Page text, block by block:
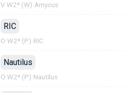
V W2* (W)·Amycus
RIC
O W2* (P)·RIC
Nautilus
O W2* (P)·Nautilus